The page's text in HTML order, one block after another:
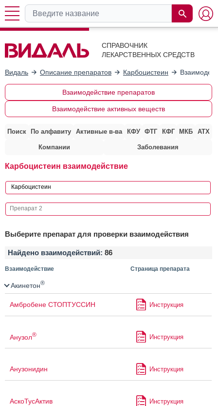
СПРАВОЧНИК
ЛЕКАРСТВЕННЫХ СРЕДСТВ
Видаль Описание препаратов Карбоцистеин
Взаимодействие препаратов
Взаимодействие активных веществ
Поиск По алфавиту Активные в-ва КФУ ФТГ КФГ МКБ АТХ
Компании Заболевания
Карбоцистеин взаимодействие
Выберите препарат для проверки взаимодействия
Найдено взаимодействий: 86
Взаимодействие Страница препарата
Акинетон®
Амбробене СТОПТУССИН Инструкция
Анузол® Инструкция
Анузонидин Инструкция
АскоТусАктив Инструкция